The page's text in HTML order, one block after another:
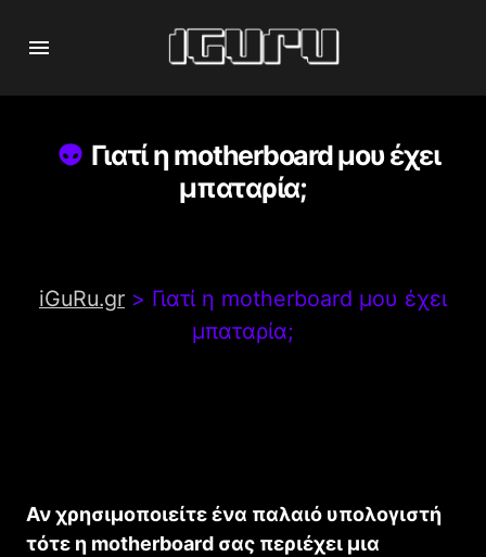
Γιατί η motherboard μου έχει
μπαταρία;
iGuRu.gr > Γιατί η motherboard μου έχει
μπαταρία;
Αν χρησιμοποιείτε ένα παλαιό υπολογιστή
τότε η motherboard σας περιέχει μια